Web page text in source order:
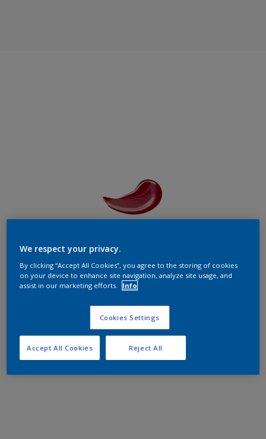
We respect your privacy.
By clicking “Accept All Cookies”, you agree to the storing of cookies
on your device to enhance site navigation, analyze site usage, and
assist in our marketing efforts.
Info
Cookies Settings
Reject All
Accept All Cookies